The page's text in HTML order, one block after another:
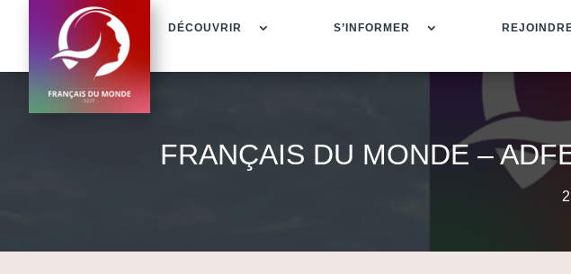
DÉCOUVRIR S’INFORMER
FRANÇAIS DU MONDE –